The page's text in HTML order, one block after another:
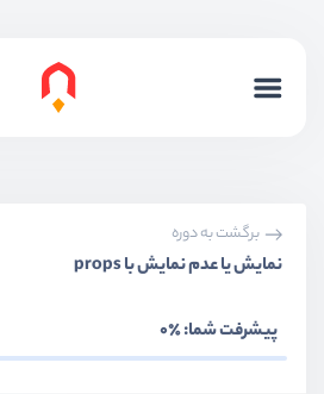
برگشت به دوره
نمایش یا عدم نمایش با props
پیشرفت شما:٪0